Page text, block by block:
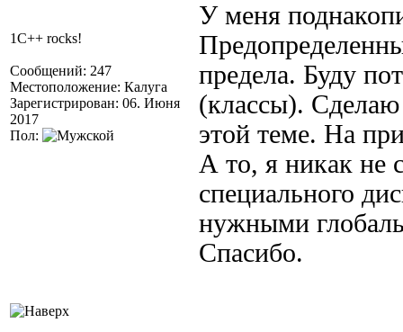
1C++ rocks!
Сообщений: 247
Местоположение: Калуга
Зарегистрирован: 06. Июня
2017
Пол:
У меня
предела. Буду
(классы).
этой теме. На
А то, я никак не
специального
нужными
Спасибо.